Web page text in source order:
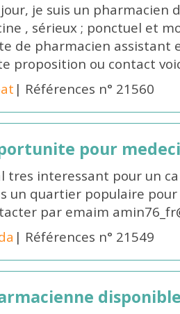
je suis un pharmacien
, sérieux ; ponctuel et
de pharmacien
proposition ou contact
| Références n° 21560
pour
tres interessant pour un
un quartier populaire
par emaim
| Références n° 21549